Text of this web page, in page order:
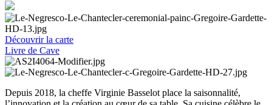
Découvrir la carte
Livre de Cave
Depuis 2018, la cheffe Virginie Basselot place la saisonnalité,